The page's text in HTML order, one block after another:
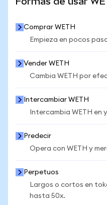
Comprar WETH
Empieza en pocos
Vender WETH
Cambia WETH por
Intercambiar WETH
Intercambia WETH en
Predecir
Opera con WETH y
Perpetuos
Largos o cortos en
hasta 50x.